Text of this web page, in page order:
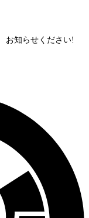
お知らせください!